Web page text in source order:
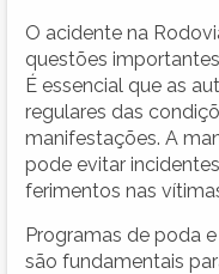
O acidente na
questões
É essencial que as
regulares das
manifestações. A
pode evitar
ferimentos nas
Programas de poda
são fundamentais